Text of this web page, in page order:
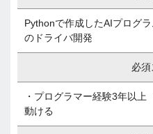
Pythonで作成したAIプログ
のドライバ開発
必
・プログラマー経験3年以
動ける